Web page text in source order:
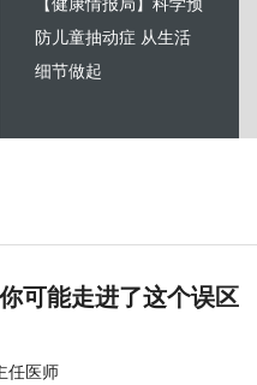
【健康情报局】科学预
防儿童抽动症 从生活
细节做起
可能走进了这个误区
任医师